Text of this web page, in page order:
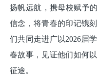
扬帆远航，携母校赋予
信念，将青春的印记镌
们共同走进广以2026届
春故事，见证他们如何
征途。